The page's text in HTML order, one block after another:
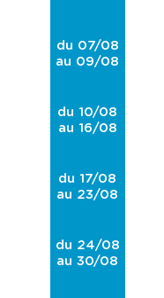
du 07/08
au 09/08
du 10/08
au 16/08
du 17/08
au 23/08
du 24/08
au 30/08